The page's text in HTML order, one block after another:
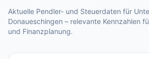
Aktuelle Pendler- und Steuerdaten für
Donaueschingen – relevante Kennzahlen
und Finanzplanung.